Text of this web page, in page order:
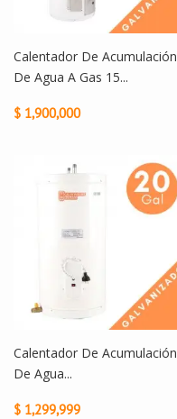
Calentador De Acumulación
De Agua A Gas 15...
$ 1,900,000
Calentador De Acumulación
De Agua...
$ 1,299,999